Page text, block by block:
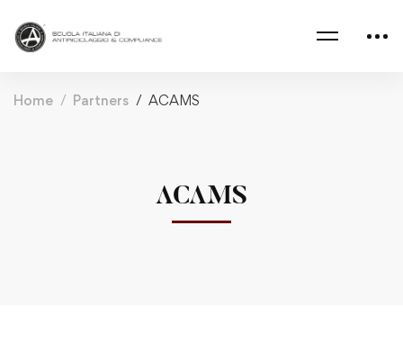
Home Partners ACAMS
ACAMS